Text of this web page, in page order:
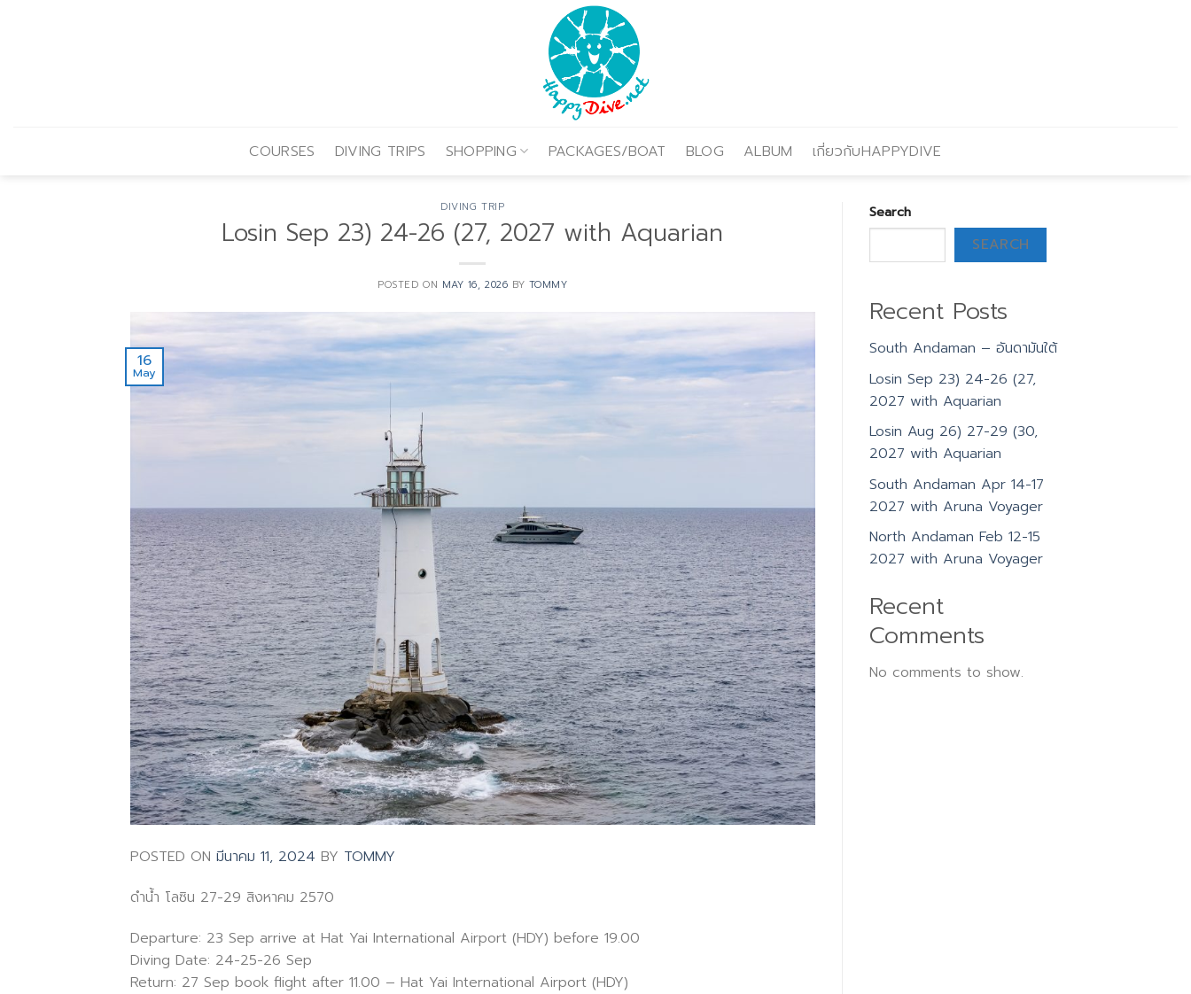
COURSES DIVING TRIPS SHOPPING PACKAGES/BOAT BLOG ALBUM เกี่ยวกับHAPPYDIVE
DIVING TRIP
Losin Sep 23) 24-26 (27, 2027 with Aquarian
POSTED ON MAY 16, 2026 BY TOMMY
16
May
POSTED ON มีนาคม 11, 2024 BY TOMMY
ดำน้ำ โลซิน 27-29 สิงหาคม 2570
Departure: 23 Sep arrive at Hat Yai International Airport (HDY) before 19.00
Diving Date: 24-25-26 Sep
Return: 27 Sep book flight after 11.00 – Hat Yai International Airport (HDY)
Search
SEARCH
Recent Posts
South Andaman – อันดามันใต้
Losin Sep 23) 24-26 (27,
2027 with Aquarian
Losin Aug 26) 27-29 (30,
2027 with Aquarian
South Andaman Apr 14-17
2027 with Aruna Voyager
North Andaman Feb 12-15
2027 with Aruna Voyager
Recent
Comments
No comments to show.